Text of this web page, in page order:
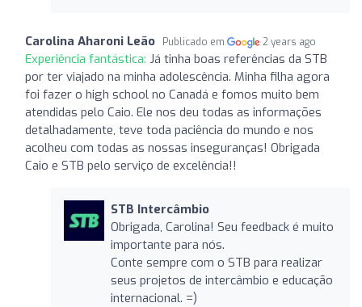
Carolina Aharoni Leão Publicado em 2 years ago
Experiência fantástica: Já tinha boas referências da STB
por ter viajado na minha adolescência. Minha filha agora
foi fazer o high school no Canadá e fomos muito bem
atendidas pelo Caio. Ele nos deu todas as informações
detalhadamente, teve toda paciência do mundo e nos
acolheu com todas as nossas inseguranças! Obrigada
Caio e STB pelo serviço de excelência!!
STB Intercâmbio
Obrigada, Carolina! Seu feedback é muito
importante para nós.
Conte sempre com o STB para realizar
seus projetos de intercâmbio e educação
internacional. =)